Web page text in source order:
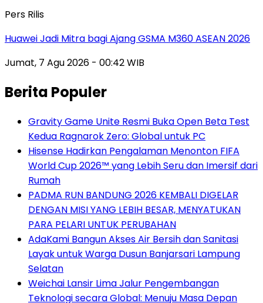
Pers Rilis
Huawei Jadi Mitra bagi Ajang GSMA M360 ASEAN 2026
Jumat, 7 Agu 2026 - 00:42 WIB
Berita Populer
Gravity Game Unite Resmi Buka Open Beta Test
Kedua Ragnarok Zero: Global untuk PC
Hisense Hadirkan Pengalaman Menonton FIFA
World Cup 2026™ yang Lebih Seru dan Imersif dari
Rumah
PADMA RUN BANDUNG 2026 KEMBALI DIGELAR
DENGAN MISI YANG LEBIH BESAR, MENYATUKAN
PARA PELARI UNTUK PERUBAHAN
AdaKami Bangun Akses Air Bersih dan Sanitasi
Layak untuk Warga Dusun Banjarsari Lampung
Selatan
Weichai Lansir Lima Jalur Pengembangan
Teknologi secara Global: Menuju Masa Depan